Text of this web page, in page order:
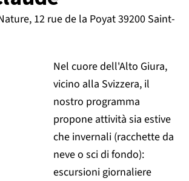
12 rue de la Poyat 39200 Saint-
Nel cuore dell'Alto Giura,
vicino alla Svizzera, il
nostro programma
propone attività sia estive
che invernali (racchette da
neve o sci di fondo):
escursioni giornaliere